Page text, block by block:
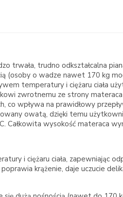
trudno odkształcalna
(osoby o wadze nawet 170 kg
temperatury i ciężaru ciała
zwrotnemu ze strony
co wpływa na prawidłowy
owatą, dzięki temu
Całkowita wysokość materaca
i ciężaru ciała, zapewniając
krążenie, daje uczucie